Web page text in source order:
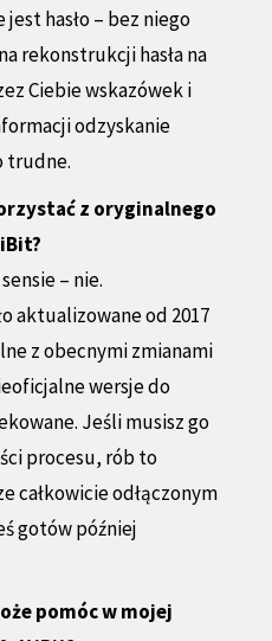
hasło – bez niego
rekonstrukcji hasła na
Ciebie wskazówek i
odzyskanie
trudne.
z oryginalnego
– nie.
aktualizowane od 2017
z obecnymi zmianami
wersje do
Jeśli musisz go
procesu, rób to
całkowicie odłączonym
gotów później
pomóc w mojej